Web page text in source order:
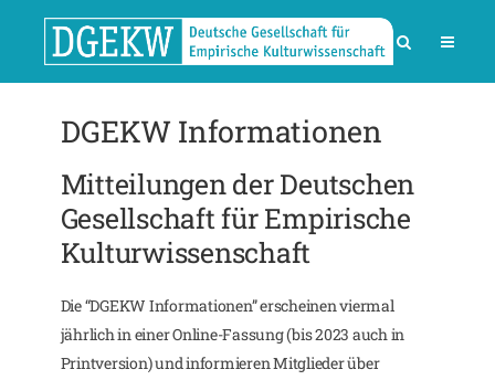
DGEKW Informationen
Mitteilungen der Deutschen
Gesellschaft für Empirische
Kulturwissenschaft
Die “DGEKW Informationen” erscheinen viermal
jährlich in einer Online-Fassung (bis 2023 auch in
Printversion) und informieren Mitglieder über